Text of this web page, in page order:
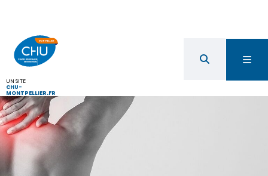
UN SITE
CHU-
MONTPELLIER.FR